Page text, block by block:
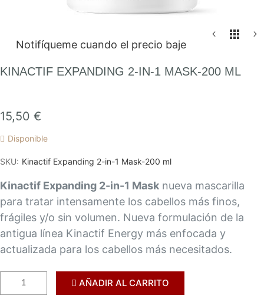
comienzo
galería
imágenes
Notifíqueme cuando el precio baje
KINACTIF EXPANDING 2-IN-1 MASK-200 ML
15,50 €
Disponible
SKU Kinactif Expanding 2-in-1 Mask-200 ml
Kinactif Expanding 2-in-1 Mask nueva mascarilla
para tratar intensamente los cabellos más finos,
frágiles y/o sin volumen. Nueva formulación de la
antigua línea Kinactif Energy más enfocada y
actualizada para los cabellos más necesitados.
AÑADIR AL CARRITO